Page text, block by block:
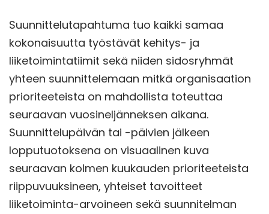
Suunnittelutapahtuma tuo kaikki samaa
kokonaisuutta työstävät kehitys- ja
liiketoimintatiimit sekä niiden sidosryhmät
yhteen suunnittelemaan mitkä organisaation
prioriteeteista on mahdollista toteuttaa
seuraavan vuosineljänneksen aikana.
Suunnittelupäivän tai -päivien jälkeen
lopputuotoksena on visuaalinen kuva
seuraavan kolmen kuukauden prioriteeteista
riippuvuuksineen, yhteiset tavoitteet
liiketoiminta-arvoineen sekä suunnitelman